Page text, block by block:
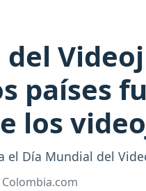
países
los
el Día Mundial del
Colombia.com